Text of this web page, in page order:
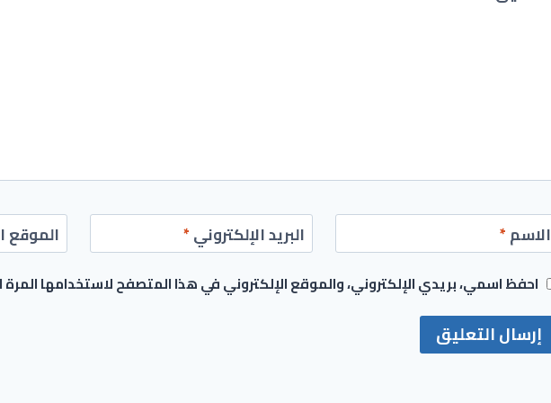
الاسم* البريد الإلكتروني* الموقع
احفظ اسمي، بريدي الإلكتروني، والموقع الإلكتروني في هذا المتصفح لاستخدامها